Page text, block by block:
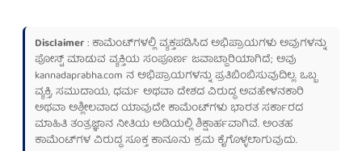
Disclaimer: ಕಾಮೆಂಟ್‌ಗಳಲ್ಲಿ ವ್ಯಕ್ತಪಡಿಸಿದ ಅಭಿಪ್ರಾಯಗಳು ಅವುಗಳನ್ನು
ಪೋಸ್ಟ್ ಮಾಡುವ ವ್ಯಕ್ತಿಯ ಸಂಪೂರ್ಣ ಜವಾಬ್ದಾರಿಯಾಗಿದೆ; ಅವು
kannadaprabha.com ನ ಅಭಿಪ್ರಾಯಗಳನ್ನು ಪ್ರತಿಬಿಂಬಿಸುವುದಿಲ್ಲ. ಒಬ್ಬ
ವ್ಯಕ್ತಿ, ಸಮುದಾಯ, ಧರ್ಮ ಅಥವಾ ದೇಶದ ವಿರುದ್ಧ ಅವಹೇಳನಕಾರಿ
ಅಥವಾ ಅಶ್ಲೀಲವಾದ ಯಾವುದೇ ಕಾಮೆಂಟ್‌ಗಳು ಭಾರತ ಸರ್ಕಾರದ
ಮಾಹಿತಿ ತಂತ್ರಜ್ಞಾನ ನೀತಿಯ ಅಡಿಯಲ್ಲಿ ಶಿಕ್ಷಾರ್ಹವಾಗಿವೆ. ಅಂತಹ
ಕಾಮೆಂಟ್‌ಗಳ ವಿರುದ್ಧ ಸೂಕ್ತ ಕಾನೂನು ಕ್ರಮ ಕೈಗೊಳ್ಳಲಾಗುವುದು.